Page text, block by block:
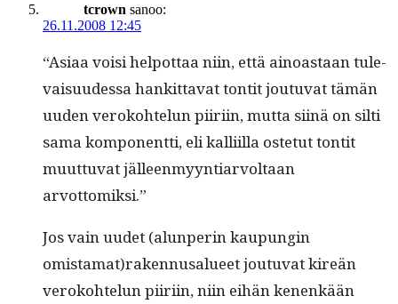
tcrown sanoo:
26.11.2008 12:45
“Asi­aa voisi helpot­taa niin, että ain­oas­taan tule­
vaisu­udessa han­kit­ta­vat ton­tit joutu­vat tämän
uuden veroko­htelun piiri­in, mut­ta siinä on silti
sama kom­po­nent­ti, eli kalli­il­la oste­tut ton­tit
muut­tuvat jälleen­myyn­tiar­voltaan
arvottomiksi.”
Jos vain uudet (alun­perin kaupun­gin
omistamat)rakennusalueet joutu­vat kireän
veroko­htelun piiri­in, niin eihän kenenkään